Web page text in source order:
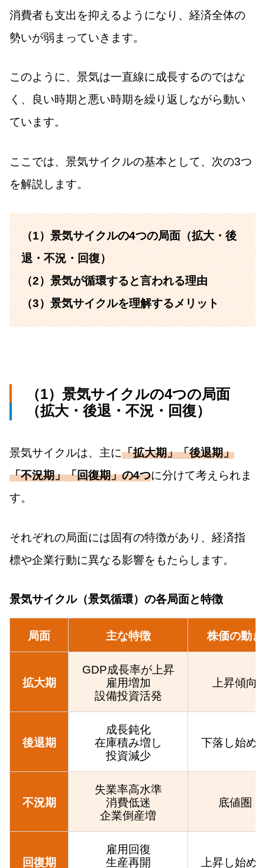
消費者も支出を抑えるようになり、経済全体の
勢いが弱まっていきます。
このように、景気は一直線に成長するのではな
く、良い時期と悪い時期を繰り返しながら動い
ています。
ここでは、景気サイクルの基本として、次の3つ
を解説します。
（1）景気サイクルの4つの局面（拡大・後
退・不況・回復）
（2）景気が循環すると言われる理由
（3）景気サイクルを理解するメリット
（1）景気サイクルの4つの局面
（拡大・後退・不況・回復）
景気サイクルは、主に「拡大期」「後退期」
「不況期」「回復期」の4つに分けて考えられま
す。
それぞれの局面には固有の特徴があり、経済指
標や企業行動に異なる影響をもたらします。
景気サイクル（景気循環）の各局面と特徴
局面 主な特徴 株価の動き
拡大期
GDP成長率が上昇
雇用増加
設備投資活発
上昇傾向
後退期
成長鈍化
在庫積み増し
投資減少
下落し始め
不況期
失業率高水準
消費低迷
企業倒産増
底値圏
回復期
雇用回復
生産再開
上昇し始め